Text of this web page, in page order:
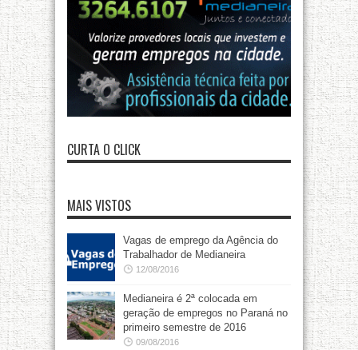
CURTA O CLICK
MAIS VISTOS
Vagas de emprego da Agência do
Trabalhador de Medianeira
12/08/2016
Medianeira é 2ª colocada em
geração de empregos no Paraná no
primeiro semestre de 2016
09/08/2016